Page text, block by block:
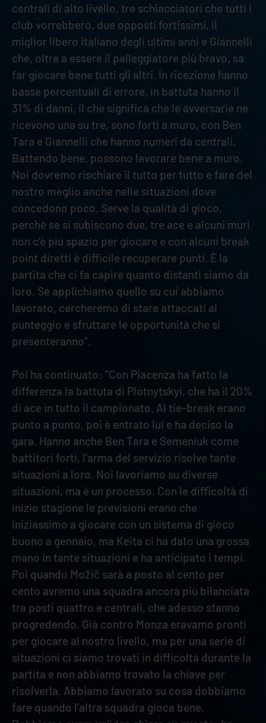
centrali di alto livello, tre schiacciatori che tutti i
club vorrebbero, due opposti fortissimi, il
miglior libero italiano degli ultimi anni e Giannelli
che, oltre a essere il palleggiatore più bravo, sa
far giocare bene tutti gli altri. In ricezione hanno
basse percentuali di errore, in battuta hanno il
31% di danni, il che significa che le avversarie ne
ricevono una su tre, sono forti a muro, con Ben
Tara e Giannelli che hanno numeri da centrali.
Battendo bene, possono lavorare bene a muro.
Noi dovremo rischiare il tutto per tutto e fare del
nostro meglio anche nelle situazioni dove
concedono poco. Serve la qualità di gioco,
perché se si subiscono due, tre ace e alcuni muri
non c’è più spazio per giocare e con alcuni break
point diretti è difficile recuperare punti. È la
partita che ci fa capire quanto distanti siamo da
loro. Se applichiamo quello su cui abbiamo
lavorato, cercheremo di stare attaccati al
punteggio e sfruttare le opportunità che si
presenteranno”.
Poi ha continuato: “Con Piacenza ha fatto la
differenza la battuta di Plotnytskyi, che ha il 20%
di ace in tutto il campionato. Al tie-break erano
punto a punto, poi è entrato lui e ha deciso la
gara. Hanno anche Ben Tara e Semeniuk come
battitori forti, l’arma del servizio risolve tante
situazioni a loro. Noi lavoriamo su diverse
situazioni, ma è un processo. Con le difficoltà di
inizio stagione le previsioni erano che
iniziassimo a giocare con un sistema di gioco
buono a gennaio, ma Keita ci ha dato una grossa
mano in tante situazioni e ha anticipato i tempi.
Poi quando Možič sarà a posto al cento per
cento avremo una squadra ancora più bilanciata
tra posti quattro e centrali, che adesso stanno
progredendo. Già contro Monza eravamo pronti
per giocare al nostro livello, ma per una serie di
situazioni ci siamo trovati in difficoltà durante la
partita e non abbiamo trovato la chiave per
risolverla. Abbiamo lavorato su cosa dobbiamo
fare quando l’altra squadra gioca bene.